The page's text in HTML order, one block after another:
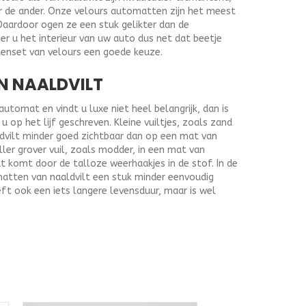
ander. Onze velours automatten zijn het meest
ogen ze een stuk gelikter dan de
u het interieur van uw auto dus net dat beetje
van velours een goede keuze.
NAALDVILT
en vindt u luxe niet heel belangrijk, dan is
op het lijf geschreven. Kleine vuiltjes, zoals zand
minder goed zichtbaar dan op een mat van
grover vuil, zoals modder, in een mat van
komt door de talloze weerhaakjes in de stof. In de
van naaldvilt een stuk minder eenvoudig
ook een iets langere levensduur, maar is wel